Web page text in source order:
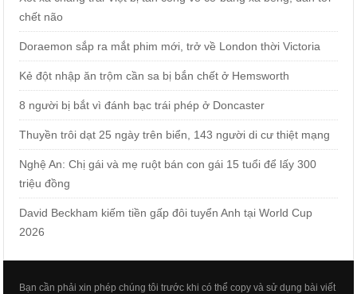
chết não
Doraemon sắp ra mắt phim mới, trở về London thời Victoria
Kẻ đột nhập ăn trộm cần sa bị bắn chết ở Hemsworth
8 người bị bắt vì đánh bạc trái phép ở Doncaster
Thuyền trôi dạt 25 ngày trên biển, 143 người di cư thiệt mạng
Nghệ An: Chị gái và mẹ ruột bán con gái 15 tuổi để lấy 300
triệu đồng
David Beckham kiếm tiền gấp đôi tuyển Anh tại World Cup
2026
Bạn cần phải xin phép chúng tôi trước khi có thể copy và sử dụng bài viết